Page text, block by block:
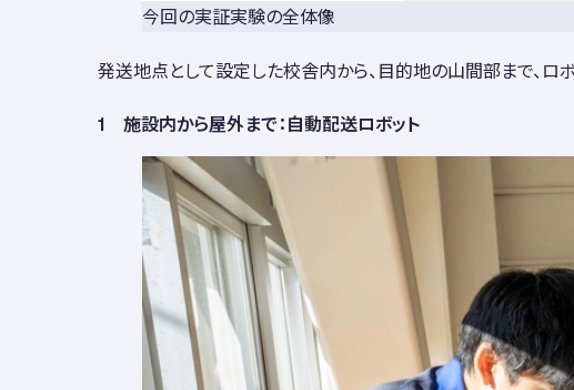
今回の実証実験の全体像
発送地点として設定した校舎内から、目的地の山間部まで、
1 施設内から屋外まで：自動配送ロボット